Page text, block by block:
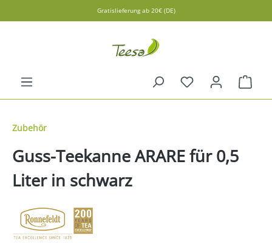
Gratislieferung ab 20€ (DE)
Zubehör
Guss-Teekanne ARARE für 0,5
Liter in schwarz